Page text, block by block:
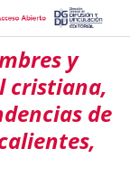
y
cristiana,
de